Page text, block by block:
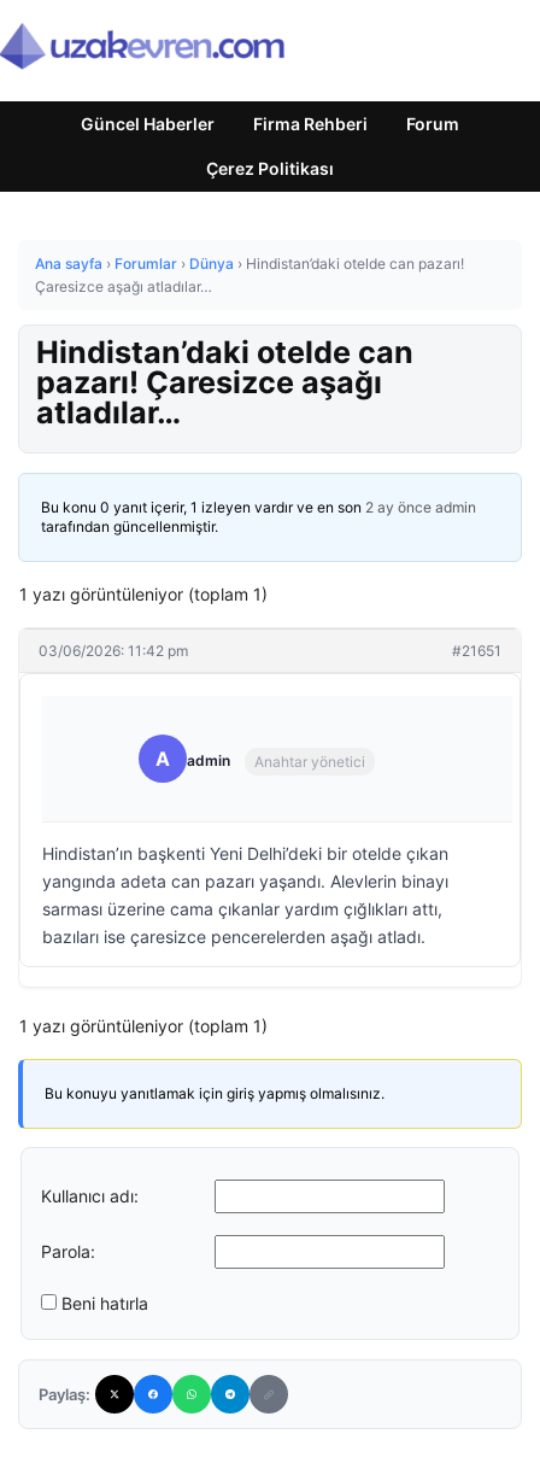
Güncel Haberler Firma Rehberi Forum
Çerez Politikası
Ana sayfa › Forumlar › Dünya › Hindistan’daki otelde can pazarı!
Çaresizce aşağı atladılar…
Hindistan’daki otelde can
pazarı! Çaresizce aşağı
atladılar…
Bu konu 0 yanıt içerir, 1 izleyen vardır ve en son 2 ay önce admin
tarafından güncellenmiştir.
1 yazı görüntüleniyor (toplam 1)
03/06/2026: 11:42 pm #21651
A admin Anahtar yönetici
Hindistan’ın başkenti Yeni Delhi’deki bir otelde çıkan
yangında adeta can pazarı yaşandı. Alevlerin binayı
sarması üzerine cama çıkanlar yardım çığlıkları attı,
bazıları ise çaresizce pencerelerden aşağı atladı.
1 yazı görüntüleniyor (toplam 1)
Bu konuyu yanıtlamak için giriş yapmış olmalısınız.
Kullanıcı adı:
Parola:
Beni hatırla
Paylaş: